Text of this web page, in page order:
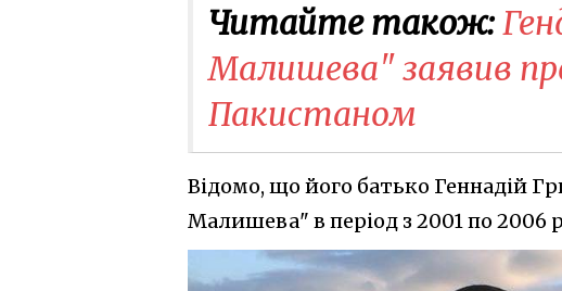
Читайте також:
Малишева" заявив
Пакистаном
Відомо, що його батько Геннадій
Малишева" в період з 2001 по 2006